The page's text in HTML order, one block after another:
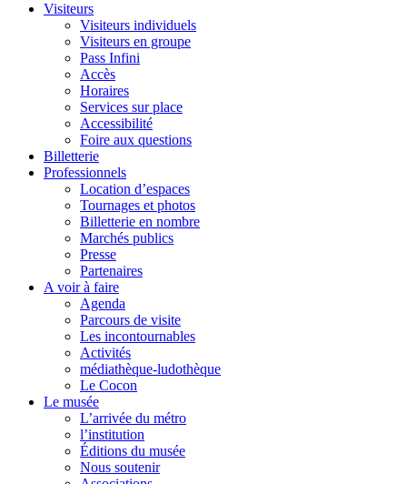
Visiteurs
Visiteurs individuels
Visiteurs en groupe
Pass Infini
Accès
Horaires
Services sur place
Accessibilité
Foire aux questions
Billetterie
Professionnels
Location d’espaces
Tournages et photos
Billetterie en nombre
Marchés publics
Presse
Partenaires
A voir à faire
Agenda
Parcours de visite
Les incontournables
Activités
médiathèque-ludothèque
Le Cocon
Le musée
L’arrivée du métro
l’institution
Éditions du musée
Nous soutenir